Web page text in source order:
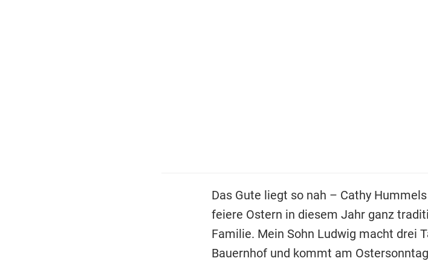
Das Gute liegt so nah – Cathy
feiere Ostern in diesem Jahr ganz
Familie. Mein Sohn Ludwig macht drei
Bauernhof und kommt am